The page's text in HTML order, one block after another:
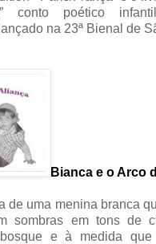
conto poético
na 23ª Bienal de
Bianca e o Arco
de uma menina branca
sombras em tons de
e à medida que